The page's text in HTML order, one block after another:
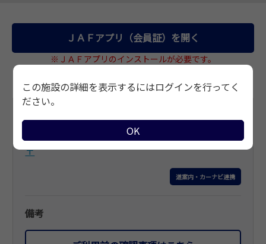
ＪＡＦアプリ（会員証）を開く
※ＪＡＦアプリのインストールが必要です。
基本情報
住所
〒
道案内・カーナビ連携
備考
この施設の詳細を表示するにはログインを行ってく
ださい。
OK